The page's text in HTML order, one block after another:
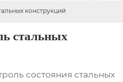
конструкций
стальных
состояния стальных